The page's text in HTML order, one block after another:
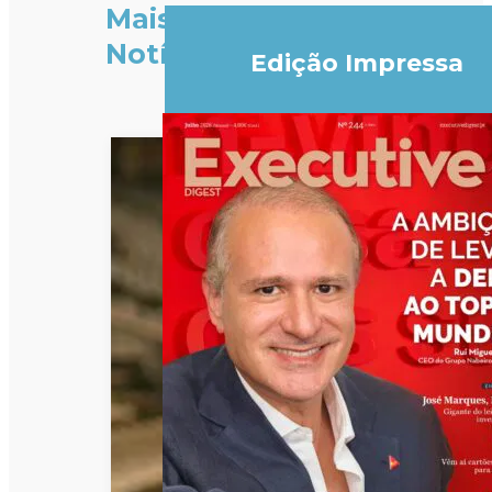
Mais
Notícias
Edição Impressa